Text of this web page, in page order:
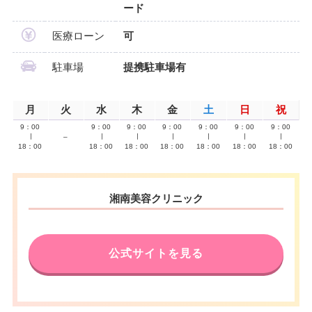
ード
医療ローン 可
駐車場 提携駐車場有
月 火 水 木 金 土 日 祝
9：00
18：00
–
9：00
18：00
9：00
18：00
9：00
18：00
9：00
18：00
9：00
18：00
9：00
18：00
湘南美容クリニック
公式サイトを見る